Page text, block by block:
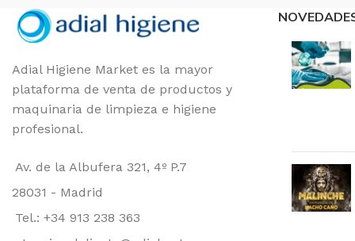
Adial Higiene Market es la mayor
plataforma de venta de productos y
maquinaria de limpieza e higiene
profesional.
Av. de la Albufera 321, 4º P.7
28031 - Madrid
Tel.: +34 913 238 363